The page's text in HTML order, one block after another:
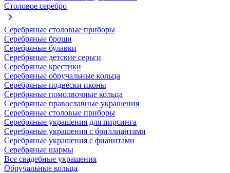
Столовое серебро
Серебряные столовые приборы
Серебряные броши
Серебряные булавки
Серебряные детские серьги
Серебряные крестики
Серебряные обручальные кольца
Серебряные подвески иконы
Серебряные помолвочные кольца
Серебряные православные украшения
Серебряные столовые приборы
Серебряные украшения для пирсинга
Серебряные украшения с бриллиантами
Серебряные украшения с фианитами
Серебряные шармы
Все свадебные украшения
Обручальные кольца